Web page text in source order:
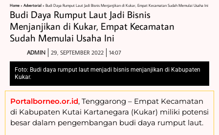
Home » Advertorial » Budi Daya Rumput Laut Jadi Bisnis Menjanjikan di Kukar, Empat Kecamatan Sudah Memulai Usaha Ini
Budi Daya Rumput Laut Jadi Bisnis
Menjanjikan di Kukar, Empat Kecamatan
Sudah Memulai Usaha Ini
ADMIN 29, SEPTEMBER 2022 14:07
Foto: Budi daya rumput laut menjadi bisnis menjanjikan di Kabupaten
Kukar.
Portalborneo.or.id, Tenggarong – Empat Kecamatan
di Kabupaten Kutai Kartanegara (Kukar) miliki potensi
besar dalam pengembangan budi daya rumput laut.